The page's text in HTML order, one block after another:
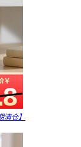
清仓】